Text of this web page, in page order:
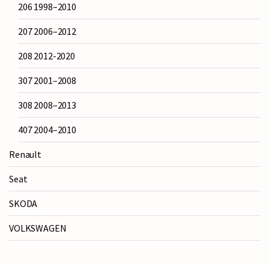
206 1998–2010
207 2006–2012
208 2012-2020
307 2001–2008
308 2008–2013
407 2004–2010
Renault
Seat
SKODA
VOLKSWAGEN